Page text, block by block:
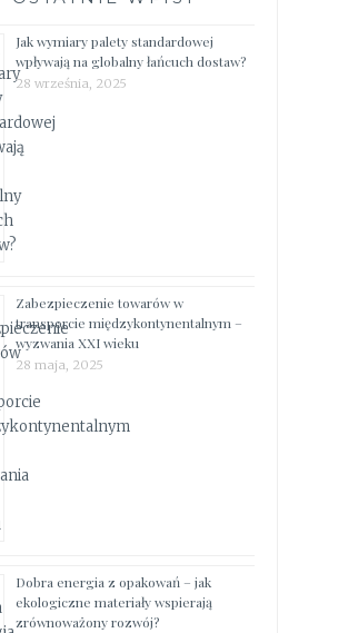
Jak wymiary palety standardowej
wpływają na globalny łańcuch dostaw?
28 września, 2025
Zabezpieczenie towarów w
transporcie międzykontynentalnym –
wyzwania XXI wieku
28 maja, 2025
Dobra energia z opakowań – jak
ekologiczne materiały wspierają
zrównoważony rozwój?